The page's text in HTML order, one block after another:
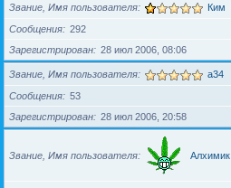
Звание, Имя пользователя Ким
Сообщения
292
Зарегистрирован
28 июл 2006, 08:06
Звание, Имя пользователя a34
Сообщения
53
Зарегистрирован
28 июл 2006, 20:58
Звание, Имя пользователя Алхимик